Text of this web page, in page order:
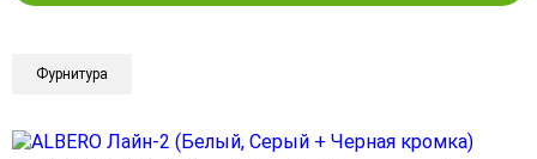
Фурнитура